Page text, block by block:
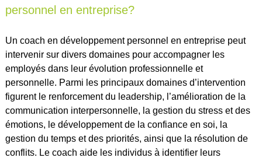
personnel en entreprise?
Un coach en développement personnel en entreprise peut
intervenir sur divers domaines pour accompagner les
employés dans leur évolution professionnelle et
personnelle. Parmi les principaux domaines d’intervention
figurent le renforcement du leadership, l’amélioration de la
communication interpersonnelle, la gestion du stress et des
émotions, le développement de la confiance en soi, la
gestion du temps et des priorités, ainsi que la résolution de
conflits. Le coach aide les individus à identifier leurs